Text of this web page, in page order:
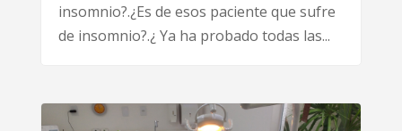
insomnio?.¿Es de esos paciente que sufre
de insomnio?.¿ Ya ha probado todas las...